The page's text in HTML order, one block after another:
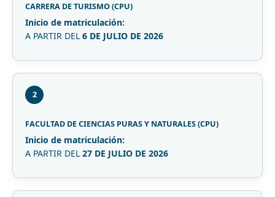
CARRERA DE TURISMO (CPU)
Inicio de matriculación:
A PARTIR DEL 6 DE JULIO DE 2026
2
FACULTAD DE CIENCIAS PURAS Y NATURALES (CPU)
Inicio de matriculación:
A PARTIR DEL 27 DE JULIO DE 2026